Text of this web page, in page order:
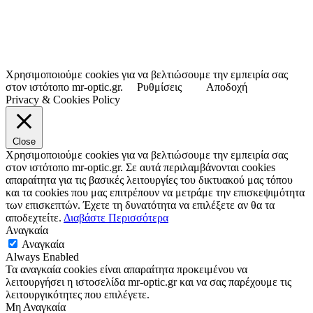
Χρησιμοποιούμε cookies για να βελτιώσουμε την εμπειρία σας
στον ιστότοπο mr-optic.gr.
Ρυθμίσεις
Αποδοχή
Privacy & Cookies Policy
Close
Χρησιμοποιούμε cookies για να βελτιώσουμε την εμπειρία σας
στον ιστότοπο mr-optic.gr. Σε αυτά περιλαμβάνονται cookies
απαραίτητα για τις βασικές λειτουργίες του δικτυακού μας τόπου
και τα cookies που μας επιτρέπουν να μετράμε την επισκεψιμότητα
των επισκεπτών. Έχετε τη δυνατότητα να επιλέξετε αν θα τα
αποδεχτείτε. Διαβάστε Περισσότερα
Αναγκαία
Αναγκαία
Always Enabled
Τα αναγκαία cookies είναι απαραίτητα προκειμένου να
λειτουργήσει η ιστοσελίδα mr-optic.gr και να σας παρέχουμε τις
λειτουργικότητες που επιλέγετε.
Μη Αναγκαία